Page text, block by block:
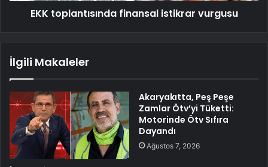
EKK toplantısında finansal istikrar vurgusu
İlgili Makaleler
Akaryakıtta, Peş Peşe
Zamlar Ötv’yi Tüketti:
Motorinde Ötv Sıfıra
Dayandı
Ağustos 7, 2026